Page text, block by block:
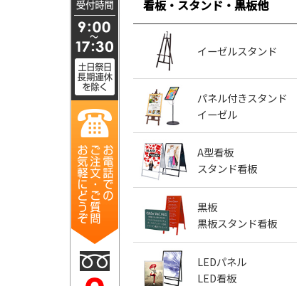
看板・スタンド・黒板他
イーゼルスタンド
パネル付きスタンド
イーゼル
A型看板
スタンド看板
黒板
黒板スタンド看板
LEDパネル
LED看板